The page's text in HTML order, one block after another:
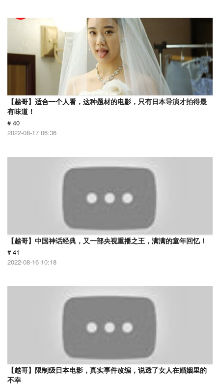
【越哥】适合一个人看，这种题材的电影，只有日本导演才拍得最
有味道！
# 40
2022-08-17 06:36
【越哥】中国神话经典，又一部央视重播之王，满满的童年回忆！
# 41
2022-08-16 10:18
【越哥】限制级日本电影，真实事件改编，说透了女人在婚姻里的
不幸